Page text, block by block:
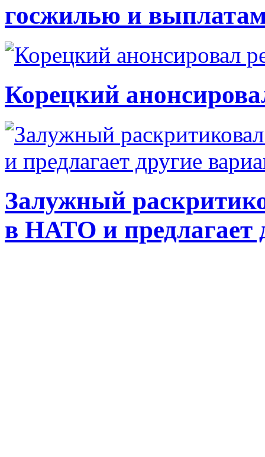
госжилью и
Корецкий
Залужный
в НАТО и предлагает